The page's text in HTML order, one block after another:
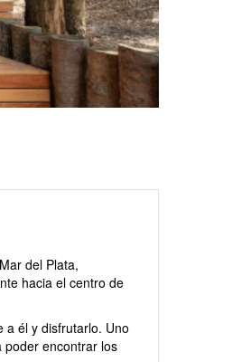
del Plata,
hacia el centro de
a él y disfrutarlo. Uno
poder encontrar los